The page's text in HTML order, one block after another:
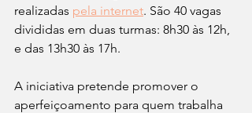
realizadas pela internet. São 40 vagas
divididas em duas turmas: 8h30 às 12h,
e das 13h30 às 17h.
A iniciativa pretende promover o
aperfeiçoamento para quem trabalha